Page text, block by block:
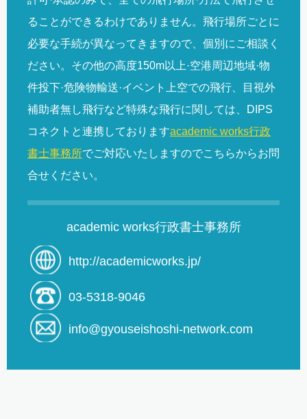
ることができるわけでありません。飛行場所ごとに
必要な手続が異なってきますので、個別にご相談く
ださい。その他の高度150m以上·空港周辺地域·物
件投下·危険物輸送·イベント上空での飛行、目視外
補助者無し飛行など特殊な飛行に関しては、DIPS
コネクトと連携しておりますacademic works行政
書士事務所でご対応いたしますのでこちらからお問
合せください。
academic works行政書士事務所
http://academicworks.jp/
03-5318-9046
info@gyouseishoshi-network.com